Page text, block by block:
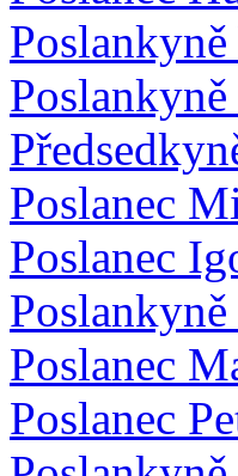
Poslanec
Poslanec
Poslanec
Poslanec